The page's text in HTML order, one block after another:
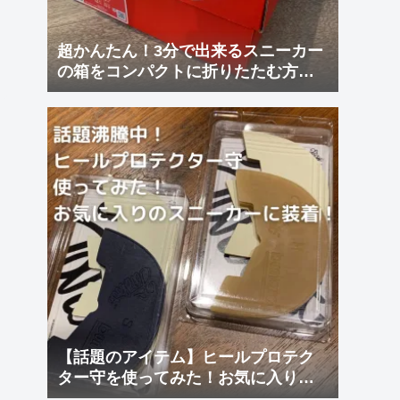
超かんたん！3分で出来るスニーカー
の箱をコンパクトに折りたたむ方
法！
【話題のアイテム】ヒールプロテク
ター守を使ってみた！お気に入りに